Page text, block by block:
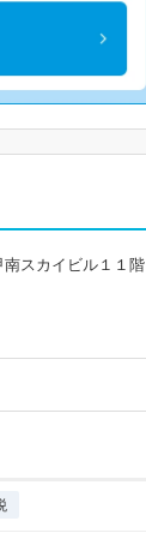
スカイビル１１階